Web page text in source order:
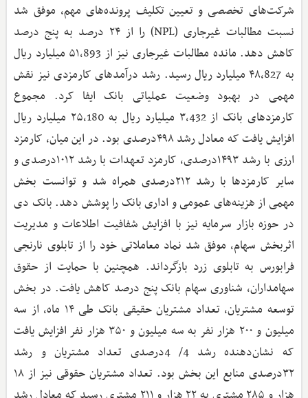
شرکت‌های تخصصی و تعیین تکلیف پرونده‌های مهم، موفق شد
نسبت مطالبات غیرجاری (NPL) را از ۲۴ درصد به پنج درصد
کاهش دهد. مانده مطالبات غیرجاری نیز از ۵۱,893 میلیارد ریال
به ۴۸,827 میلیارد ریال رسید. رشد درآمدهای کارمزدی نیز نقش
مهمی در بهبود وضعیت عملیاتی بانک ایفا کرد. مجموع
کارمزدهای بانک از ۳,432 میلیارد ریال به ۲۵,180 میلیارد ریال
افزایش یافت که معادل رشد ۴۹۸درصدی بود. در این میان، کارمزد
ارزی با رشد ۱۴۹۳درصدی، کارمزد تعهدات با رشد ۱۰۱۲درصدی و
سایر کارمزدها با رشد ۲۱۲درصدی همراه شد و توانست بخش
مهمی از هزینه‌های عمومی و اداری بانک را پوشش دهد. بانک دی
در حوزه بازار سرمایه نیز با افزایش شفافیت اطلاعات و مدیریت
اثربخش سهام، موفق شد نماد معاملاتی خود را از تابلوی نارنجی
فرابورس به تابلوی زرد بازگرداند. همچنین با حمایت از حقوق
سهامداران، شناوری سهام بانک پنج درصد کاهش یافت. در بخش
توسعه مشتریان، تعداد مشتریان حقیقی بانک طی ۱۴ ماه، از سه
میلیون و ۲۰۰ هزار نفر به سه میلیون و ۳۵۰ هزار نفر افزایش یافت
که نشان‌دهنده رشد 4/ 4درصدی تعداد مشتریان و رشد
۳۲درصدی منابع این بخش بود. تعداد مشتریان حقوقی نیز از ۱۸